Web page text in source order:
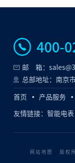
400-
邮 箱：
总部地址：南京
首页 产品服务
友情链接： 智能电表
网站地图 版权